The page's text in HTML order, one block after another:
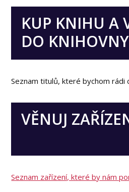
KUP KNIHU A
DO KNIHOVNY
Seznam titulů, které bychom rádi
VĚNUJ
Seznam zařízení, které by nám